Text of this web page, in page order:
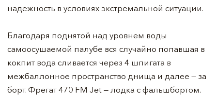
надежность в условиях экстремальной ситуации.
Благодаря поднятой над уровнем воды
самоосушаемой палубе вся случайно попавшая в
кокпит вода сливается через 4 шпигата в
межбаллонное пространство днища и далее — за
борт. Фрегат 470 FM Jet — лодка с фальшбортом.